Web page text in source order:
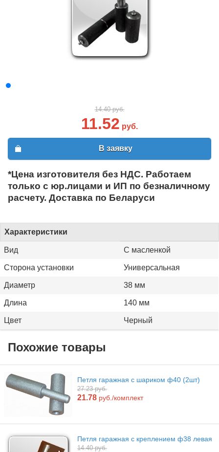
14.40 руб.
11.52 руб.
В заявку
*Цена изготовителя без НДС. Работаем
только с юр.лицами и ИП по безналичному
расчету. Доставка по Беларуси
Характеристики
Вид С масленкой
Сторона установки Универсальная
Диаметр 38 мм
Длина 140 мм
Цвет Черный
Похожие товары
Петля гаражная с шариком ф40 (2шт)
27.23 руб.
21.78 руб./комплект
Петля гаражная с креплением ф38 левая
14.40 руб.